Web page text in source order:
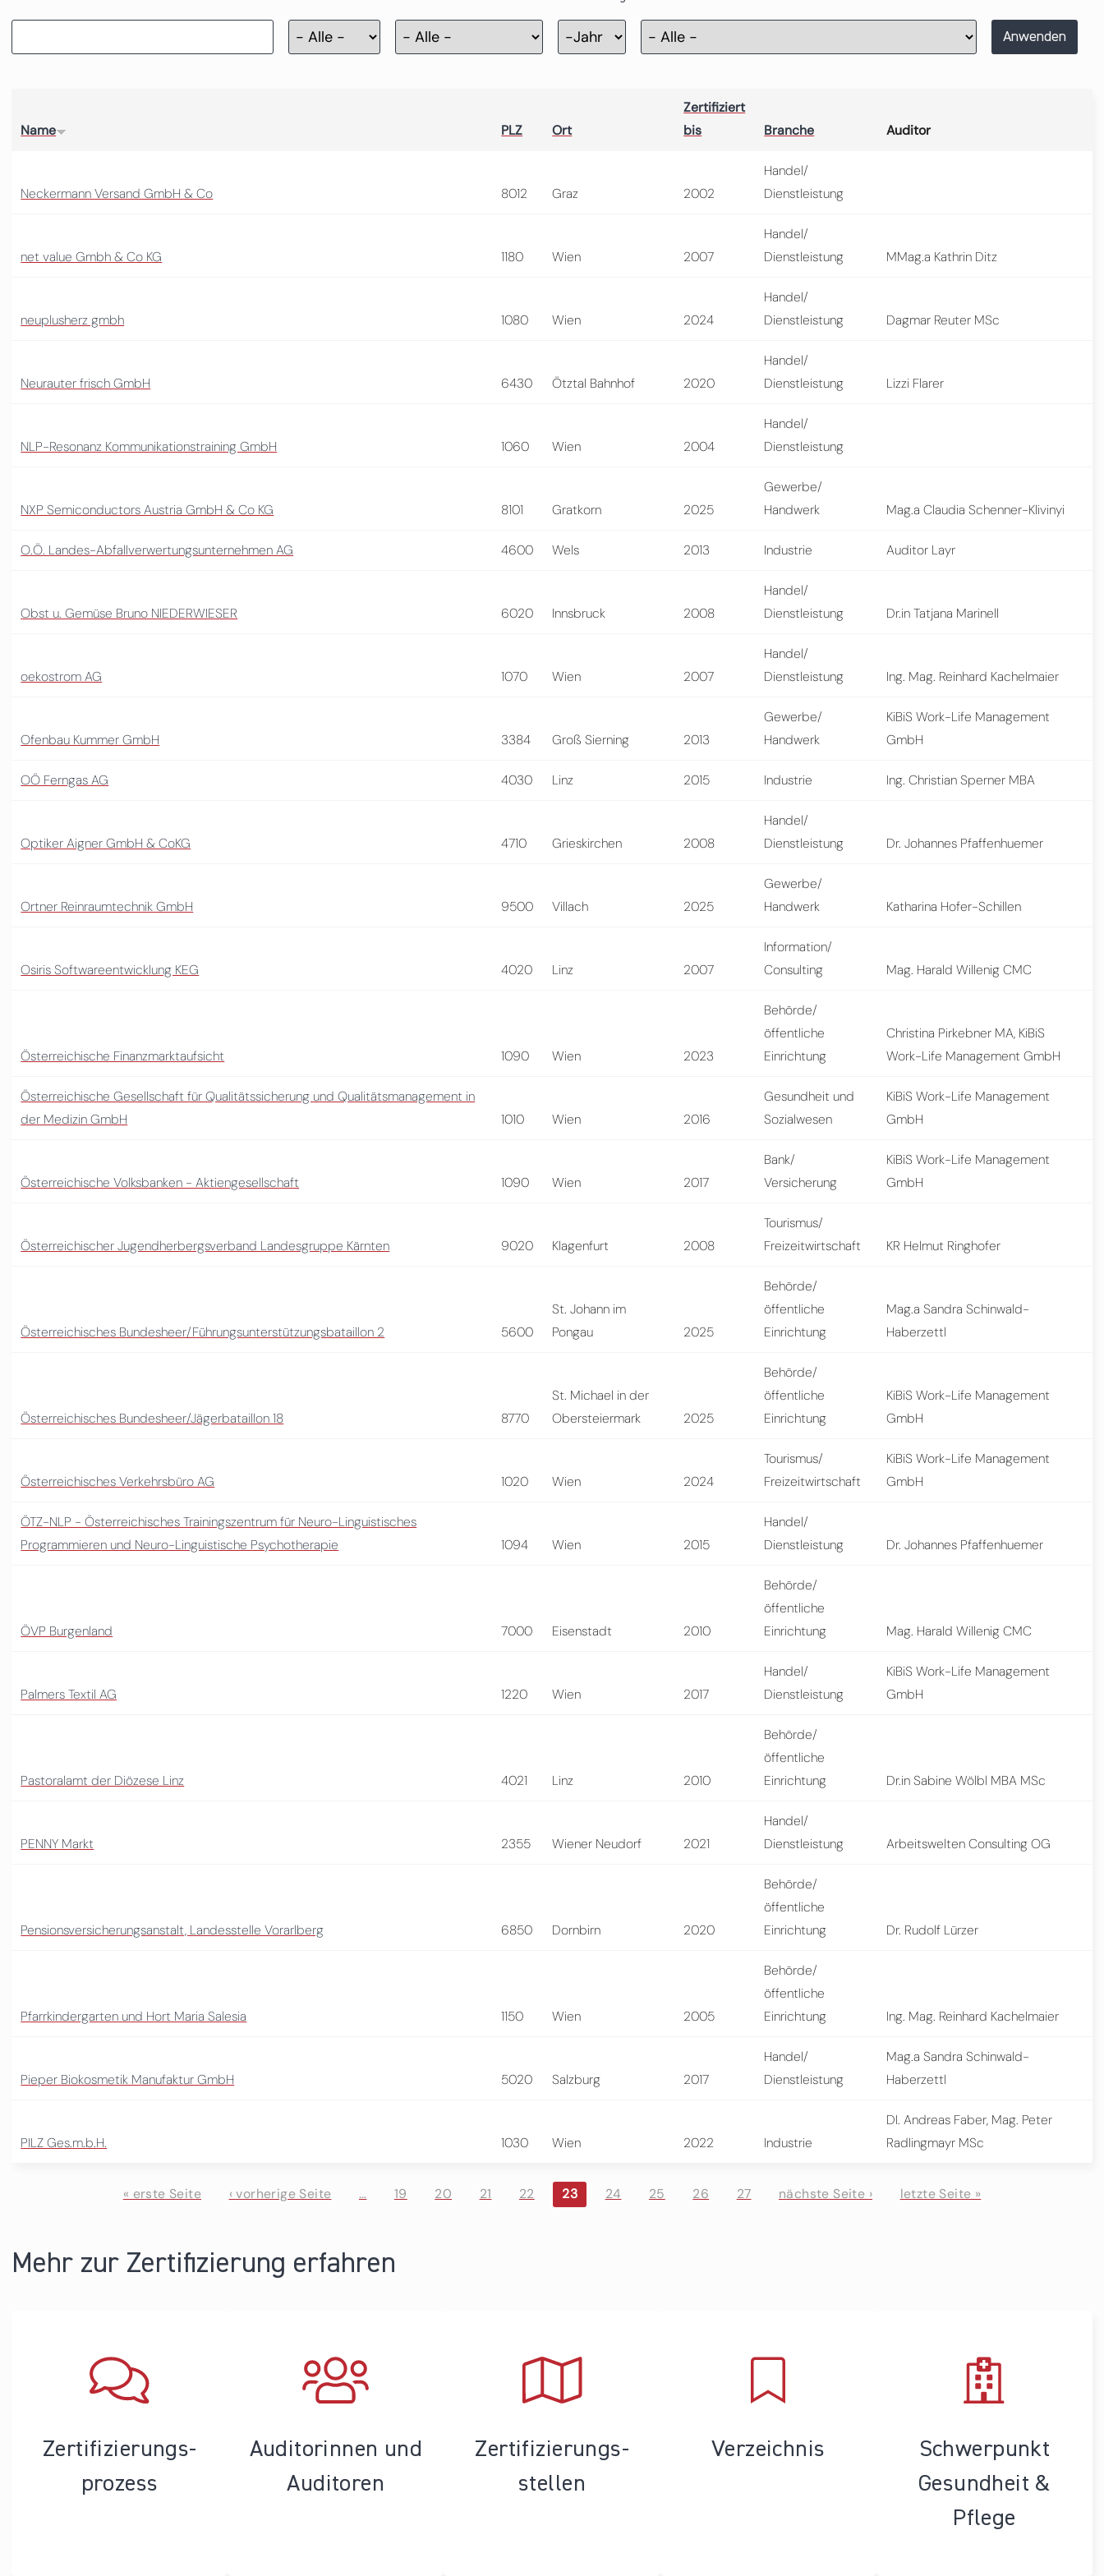
Zertifizierung
Jahr Anwenden
Name PLZ Ort
Zertifiziert
bis
Branche Auditor
Neckermann Versand GmbH & Co 8012 Graz 2002
Handel/
Dienstleistung
net value Gmbh & Co KG 1180 Wien 2007
Handel/
Dienstleistung
MMag.a Kathrin Ditz
neuplusherz gmbh 1080 Wien 2024
Handel/
Dienstleistung
Dagmar Reuter MSc
Neurauter frisch GmbH 6430 Ötztal Bahnhof 2020
Handel/
Dienstleistung
Lizzi Flarer
NLP-Resonanz Kommunikationstraining GmbH 1060 Wien 2004
Handel/
Dienstleistung
NXP Semiconductors Austria GmbH & Co KG 8101 Gratkorn 2025
Gewerbe/
Handwerk
Mag.a Claudia Schenner-Klivinyi
O.Ö. Landes-Abfallverwertungsunternehmen AG 4600 Wels 2013 Industrie Auditor Layr
Obst u. Gemüse Bruno NIEDERWIESER 6020 Innsbruck 2008
Handel/
Dienstleistung
Dr.in Tatjana Marinell
oekostrom AG 1070 Wien 2007
Handel/
Dienstleistung
Ing. Mag. Reinhard Kachelmaier
Ofenbau Kummer GmbH 3384 Groß Sierning 2013
Gewerbe/
Handwerk
KiBiS Work-Life Management
GmbH
OÖ Ferngas AG 4030 Linz 2015 Industrie Ing. Christian Sperner MBA
Optiker Aigner GmbH & CoKG 4710 Grieskirchen 2008
Handel/
Dienstleistung
Dr. Johannes Pfaffenhuemer
Ortner Reinraumtechnik GmbH 9500 Villach 2025
Gewerbe/
Handwerk
Katharina Hofer-Schillen
Osiris Softwareentwicklung KEG 4020 Linz 2007
Information/
Consulting
Mag. Harald Willenig CMC
Österreichische Finanzmarktaufsicht 1090 Wien 2023
Behörde/
öffentliche
Einrichtung
Christina Pirkebner MA, KiBiS
Work-Life Management GmbH
Österreichische Gesellschaft für Qualitätssicherung und Qualitätsmanagement in
der Medizin GmbH
1010 Wien 2016
Gesundheit und
Sozialwesen
KiBiS Work-Life Management
GmbH
Österreichische Volksbanken - Aktiengesellschaft 1090 Wien 2017
Bank/
Versicherung
KiBiS Work-Life Management
GmbH
Österreichischer Jugendherbergsverband Landesgruppe Kärnten 9020 Klagenfurt 2008
Tourismus/
Freizeitwirtschaft
KR Helmut Ringhofer
Österreichisches Bundesheer/Führungsunterstützungsbataillon 2 5600
St. Johann im
Pongau
2025
Behörde/
öffentliche
Einrichtung
Mag.a Sandra Schinwald-
Haberzettl
Österreichisches Bundesheer/Jägerbataillon 18 8770
St. Michael in der
Obersteiermark
2025
Behörde/
öffentliche
Einrichtung
KiBiS Work-Life Management
GmbH
Österreichisches Verkehrsbüro AG 1020 Wien 2024
Tourismus/
Freizeitwirtschaft
KiBiS Work-Life Management
GmbH
ÖTZ-NLP - Österreichisches Trainingszentrum für Neuro-Linguistisches
Programmieren und Neuro-Linguistische Psychotherapie
1094 Wien 2015
Handel/
Dienstleistung
Dr. Johannes Pfaffenhuemer
ÖVP Burgenland 7000 Eisenstadt 2010
Behörde/
öffentliche
Einrichtung
Mag. Harald Willenig CMC
Palmers Textil AG 1220 Wien 2017
Handel/
Dienstleistung
KiBiS Work-Life Management
GmbH
Pastoralamt der Diözese Linz 4021 Linz 2010
Behörde/
öffentliche
Einrichtung
Dr.in Sabine Wölbl MBA MSc
PENNY Markt 2355 Wiener Neudorf 2021
Handel/
Dienstleistung
Arbeitswelten Consulting OG
Pensionsversicherungsanstalt, Landesstelle Vorarlberg 6850 Dornbirn 2020
Behörde/
öffentliche
Einrichtung
Dr. Rudolf Lürzer
Pfarrkindergarten und Hort Maria Salesia 1150 Wien 2005
Behörde/
öffentliche
Einrichtung
Ing. Mag. Reinhard Kachelmaier
Pieper Biokosmetik Manufaktur GmbH 5020 Salzburg 2017
Handel/
Dienstleistung
Mag.a Sandra Schinwald-
Haberzettl
PILZ Ges.m.b.H. 1030 Wien 2022 Industrie
DI. Andreas Faber, Mag. Peter
Radlingmayr MSc
« erste Seite ‹ vorherige Seite … 19 20 21 22 23 24 25 26 27 nächste Seite › letzte Seite »
Mehr zur Zertifizierung erfahren
Zertifizierungs­
prozess
Auditorinnen und
Auditoren
Zertifizierungs­
stellen
Verzeichnis
Schwerpunkt
Gesundheit &
Pflege